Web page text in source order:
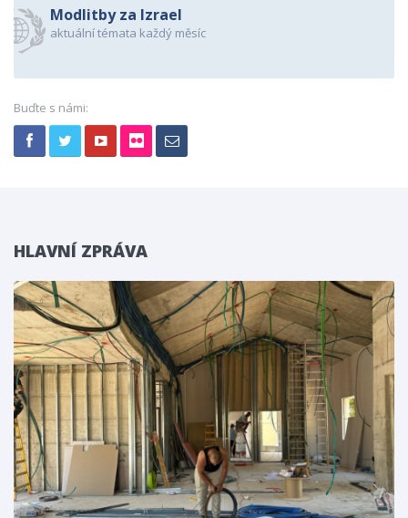
Modlitby za Izrael
aktuální témata každý měsíc
Buďte s námi:
HLAVNÍ ZPRÁVA